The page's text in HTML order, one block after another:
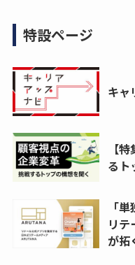
特設ページ
キャ
【
るト
「
リテ
が拓